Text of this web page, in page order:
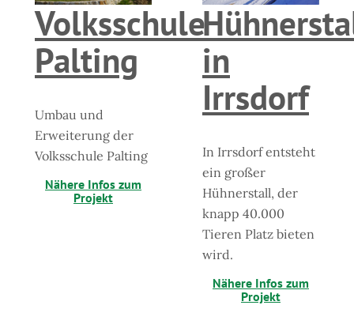
Volksschule
Palting
Umbau und
Erweiterung der
Volksschule Palting
Nähere Infos zum
Projekt
in
Irrsdorf
In Irrsdorf entsteht
ein großer
Hühnerstall, der
knapp 40.000
Tieren Platz bieten
wird.
Nähere Infos zum
Projekt